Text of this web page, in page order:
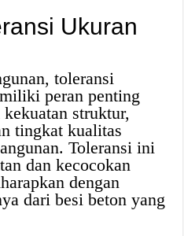
Ukuran
toleransi
peran penting
struktur,
tingkat kualitas
Toleransi ini
dan kecocokan
dengan
dari besi beton yang